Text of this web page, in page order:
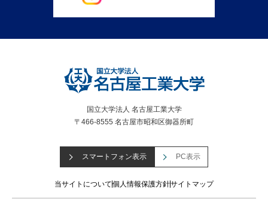
国立大学法人 名古屋工業大学
〒466-8555 名古屋市昭和区御器所町
スマートフォン表示 PC表示
当サイトについて個人情報保護方針サイトマップ